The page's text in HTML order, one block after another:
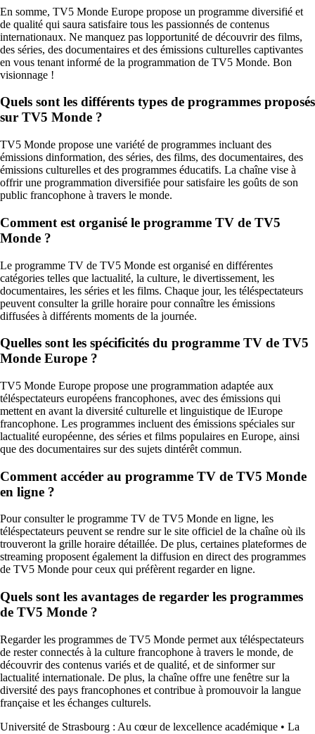
En somme, TV5 Monde Europe propose un programme diversifié et
de qualité qui saura satisfaire tous les passionnés de contenus
internationaux. Ne manquez pas lopportunité de découvrir des films,
des séries, des documentaires et des émissions culturelles captivantes
en vous tenant informé de la programmation de TV5 Monde. Bon
visionnage !
Quels sont les différents types de programmes proposés
sur TV5 Monde ?
TV5 Monde propose une variété de programmes incluant des
émissions dinformation, des séries, des films, des documentaires, des
émissions culturelles et des programmes éducatifs. La chaîne vise à
offrir une programmation diversifiée pour satisfaire les goûts de son
public francophone à travers le monde.
Comment est organisé le programme TV de TV5
Monde ?
Le programme TV de TV5 Monde est organisé en différentes
catégories telles que lactualité, la culture, le divertissement, les
documentaires, les séries et les films. Chaque jour, les téléspectateurs
peuvent consulter la grille horaire pour connaître les émissions
diffusées à différents moments de la journée.
Quelles sont les spécificités du programme TV de TV5
Monde Europe ?
TV5 Monde Europe propose une programmation adaptée aux
téléspectateurs européens francophones, avec des émissions qui
mettent en avant la diversité culturelle et linguistique de lEurope
francophone. Les programmes incluent des émissions spéciales sur
lactualité européenne, des séries et films populaires en Europe, ainsi
que des documentaires sur des sujets dintérêt commun.
Comment accéder au programme TV de TV5 Monde
en ligne ?
Pour consulter le programme TV de TV5 Monde en ligne, les
téléspectateurs peuvent se rendre sur le site officiel de la chaîne où ils
trouveront la grille horaire détaillée. De plus, certaines plateformes de
streaming proposent également la diffusion en direct des programmes
de TV5 Monde pour ceux qui préfèrent regarder en ligne.
Quels sont les avantages de regarder les programmes
de TV5 Monde ?
Regarder les programmes de TV5 Monde permet aux téléspectateurs
de rester connectés à la culture francophone à travers le monde, de
découvrir des contenus variés et de qualité, et de sinformer sur
lactualité internationale. De plus, la chaîne offre une fenêtre sur la
diversité des pays francophones et contribue à promouvoir la langue
française et les échanges culturels.
Université de Strasbourg : Au cœur de lexcellence académique • La